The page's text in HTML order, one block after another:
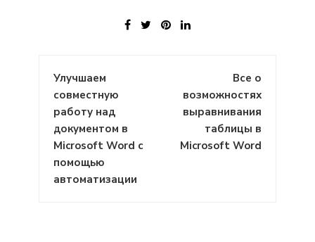
Навигация
по
записям
Улучшаем
совместную
работу над
документом в
Microsoft Word с
помощью
автоматизации
Все о
возможностях
выравнивания
таблицы в
Microsoft Word